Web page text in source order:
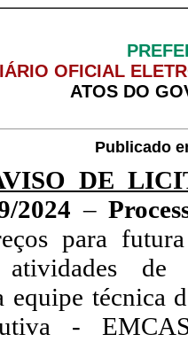
OFICIAL
ATOS DO
Publicado
DE
2024 –
para
de
equipe técnica
-